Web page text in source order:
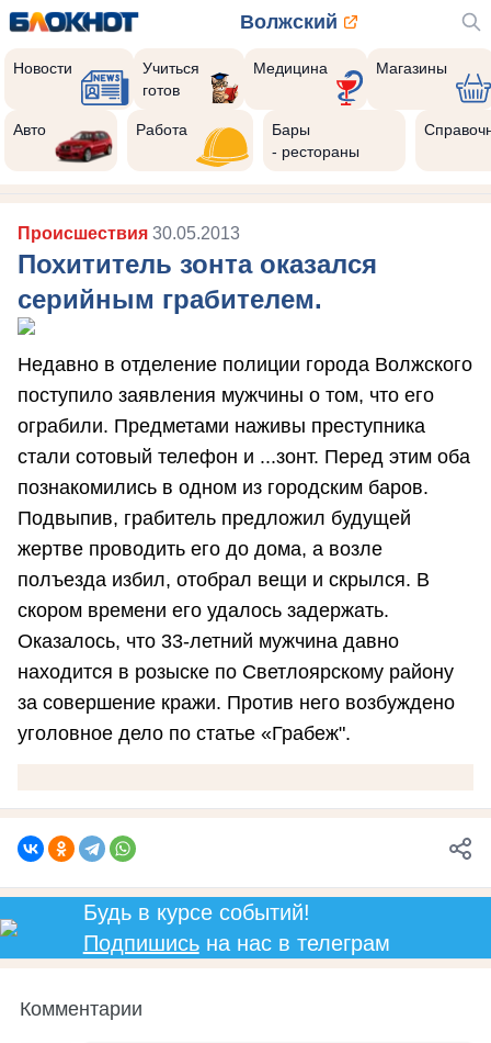
Волжский
Новости
Учиться
готов
Медицина Магазины
Авто Работа
Бары
- рестораны
Происшествия 30.05.2013
Похититель зонта оказался
серийным грабителем.
Недавно в отделение полиции города Волжского
поступило заявления мужчины о том, что его
ограбили. Предметами наживы преступника
стали сотовый телефон и ...зонт. Перед этим оба
познакомились в одном из городским баров.
Подвыпив, грабитель предложил будущей
жертве проводить его до дома, а возле
полъезда избил, отобрал вещи и скрылся. В
скором времени его удалось задержать.
Оказалось, что 33-летний мужчина давно
находится в розыске по Светлоярскому району
за совершение кражи. Против него возбуждено
уголовное дело по статье «Грабеж".
Будь в курсе событий!
Подпишисьна нас в телеграм
Комментарии